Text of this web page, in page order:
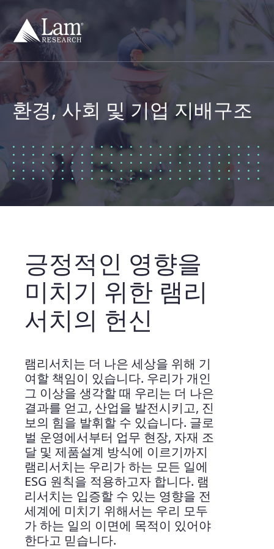
건
너
뛰
기
환경, 사회 및 기업 지배구조
긍정적인 영향을
미치기 위한 램리
서치의 헌신
램리서치는 더 나은 세상을 위해 기
여할 책임이 있습니다. 우리가 개인
그 이상을 생각할 때 우리는 더 나은
결과를 얻고, 산업을 발전시키고, 진
보의 힘을 발휘할 수 있습니다. 글로
벌 운영에서부터 업무 현장, 자재 조
달 및 제품설계 방식에 이르기까지
램리서치는 우리가 하는 모든 일에
ESG 원칙을 적용하고자 합니다. 램
리서치는 입증할 수 있는 영향을 전
세계에 미치기 위해서는 우리 모두
가 하는 일의 이면에 목적이 있어야
한다고 믿습니다.